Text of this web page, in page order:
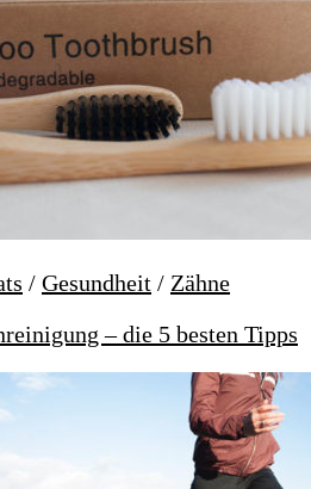
/ Gesundheit / Zähne
– die 5 besten Tipps